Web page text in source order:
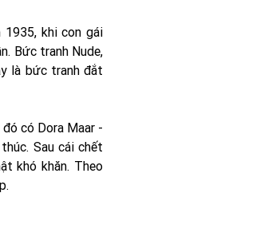
1935, khi con gái
Bức tranh Nude,
là bức tranh đắt
có Dora Maar -
Sau cái chết
khó khăn. Theo